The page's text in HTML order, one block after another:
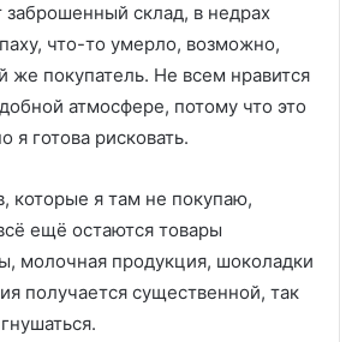
склад, в недрах
что-то умерло, возможно,
покупатель. Не всем нравится
атмосфере, потому что это
я готова рисковать.
которые я там не покупаю,
ещё остаются товары
молочная продукция, шоколадки
получается существенной, так